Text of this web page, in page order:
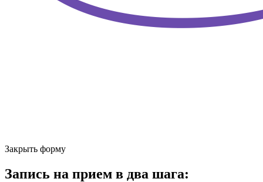
Закрыть форму
Запись на прием в два шага: